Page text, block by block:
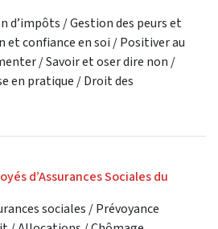
d’impôts / Gestion des peurs et
et confiance en soi / Positiver au
/ Savoir et oser dire non /
en pratique / Droit des
d’Assurances Sociales du
sociales / Prévoyance